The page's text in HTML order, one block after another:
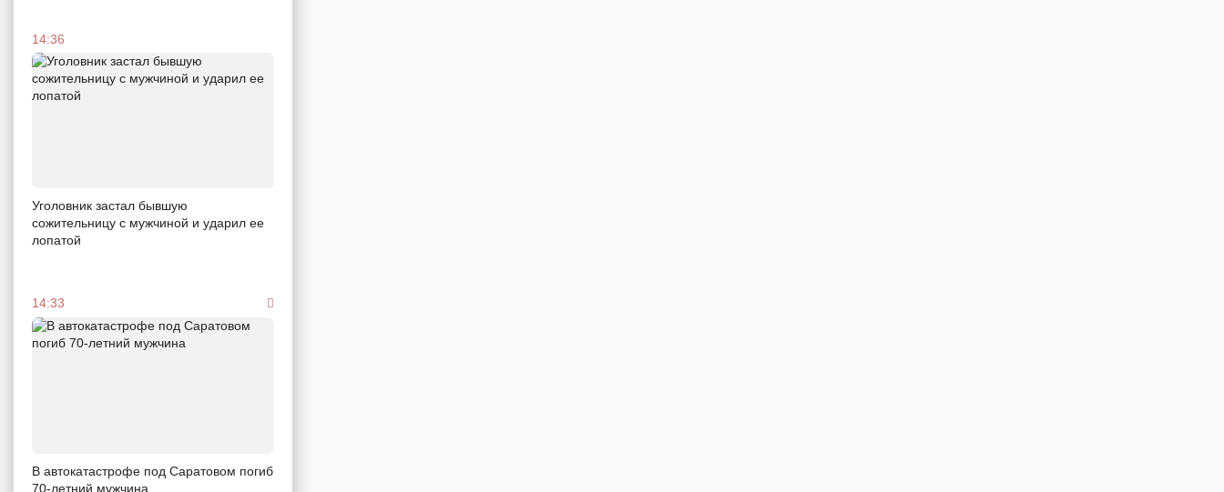
14:36
Уголовник застал бывшую
сожительницу с мужчиной и ударил ее
лопатой
14:33
В автокатастрофе под Саратовом погиб
70-летний мужчина